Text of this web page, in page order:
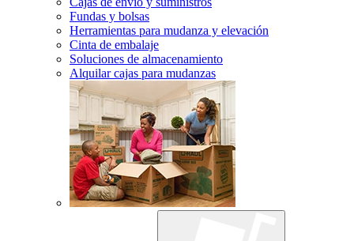
Fundas y bolsas
Herramientas para mudanza y elevación
Cinta de embalaje
Soluciones de almacenamiento
Alquilar cajas para mudanzas